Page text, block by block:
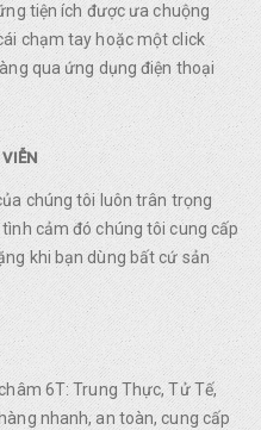
tiện ích được ưa chuộng
chạm tay hoặc một click
qua ứng dụng điện thoại
chúng tôi luôn trân trọng
cảm đó chúng tôi cung cấp
khi bạn dùng bất cứ sản
6T: Trung Thực, Tử Tế,
nhanh, an toàn, cung cấp